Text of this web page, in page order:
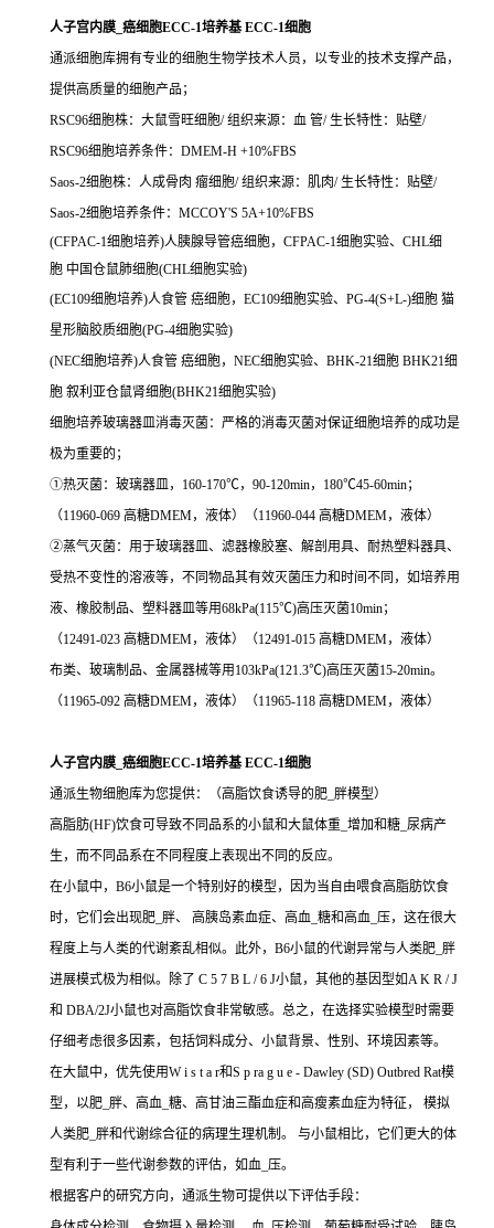
人子宫内膜_癌细胞ECC-1培养基 ECC-1细胞
通派细胞库拥有专业的细胞生物学技术人员，以专业的技术支撑产品，
提供高质量的细胞产品；
RSC96细胞株：大鼠雪旺细胞/ 组织来源：血 管/ 生长特性：贴壁/
RSC96细胞培养条件：DMEM-H +10%FBS
Saos-2细胞株：人成骨肉 瘤细胞/ 组织来源：肌肉/ 生长特性：贴壁/
Saos-2细胞培养条件：MCCOY'S 5A+10%FBS
(CFPAC-1细胞培养)人胰腺导管癌细胞，CFPAC-1细胞实验、CHL细
胞 中国仓鼠肺细胞(CHL细胞实验)
(EC109细胞培养)人食管 癌细胞，EC109细胞实验、PG-4(S+L-)细胞 猫
星形脑胶质细胞(PG-4细胞实验)
(NEC细胞培养)人食管 癌细胞，NEC细胞实验、BHK-21细胞 BHK21细
胞 叙利亚仓鼠肾细胞(BHK21细胞实验)
细胞培养玻璃器皿消毒灭菌：严格的消毒灭菌对保证细胞培养的成功是
极为重要的；
①热灭菌：玻璃器皿，160-170℃，90-120min，180℃45-60min；
（11960-069 高糖DMEM，液体）（11960-044 高糖DMEM，液体）
②蒸气灭菌：用于玻璃器皿、滤器橡胶塞、解剖用具、耐热塑料器具、
受热不变性的溶液等，不同物品其有效灭菌压力和时间不同，如培养用
液、橡胶制品、塑料器皿等用68kPa(115℃)高压灭菌10min；
（12491-023 高糖DMEM，液体）（12491-015 高糖DMEM，液体）
布类、玻璃制品、金属器械等用103kPa(121.3℃)高压灭菌15-20min。
（11965-092 高糖DMEM，液体）（11965-118 高糖DMEM，液体）
人子宫内膜_癌细胞ECC-1培养基 ECC-1细胞
通派生物细胞库为您提供：（高脂饮食诱导的肥_胖模型）
高脂肪(HF)饮食可导致不同品系的小鼠和大鼠体重_增加和糖_尿病产
生，而不同品系在不同程度上表现出不同的反应。
在小鼠中，B6小鼠是一个特别好的模型，因为当自由喂食高脂肪饮食
时，它们会出现肥_胖、 高胰岛素血症、高血_糖和高血_压，这在很大
程度上与人类的代谢紊乱相似。此外，B6小鼠的代谢异常与人类肥_胖
进展模式极为相似。除了 C 5 7 B L / 6 J小鼠，其他的基因型如A K R / J
和 DBA/2J小鼠也对高脂饮食非常敏感。总之，在选择实验模型时需要
仔细考虑很多因素，包括饲料成分、小鼠背景、性别、环境因素等。
在大鼠中，优先使用W i s t a r和S p ra g u e - Dawley (SD) Outbred Rat模
型，以肥_胖、高血_糖、高甘油三酯血症和高瘦素血症为特征， 模拟
人类肥_胖和代谢综合征的病理生理机制。 与小鼠相比，它们更大的体
型有利于一些代谢参数的评估，如血_压。
根据客户的研究方向，通派生物可提供以下评估手段：